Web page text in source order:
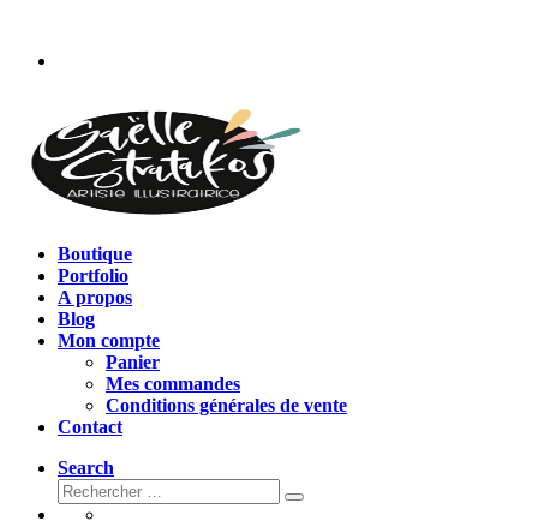
contenu
Boutique
Portfolio
A propos
Blog
Mon compte
Panier
Mes commandes
Conditions générales de vente
Contact
Search
Rechercher
Rechercher